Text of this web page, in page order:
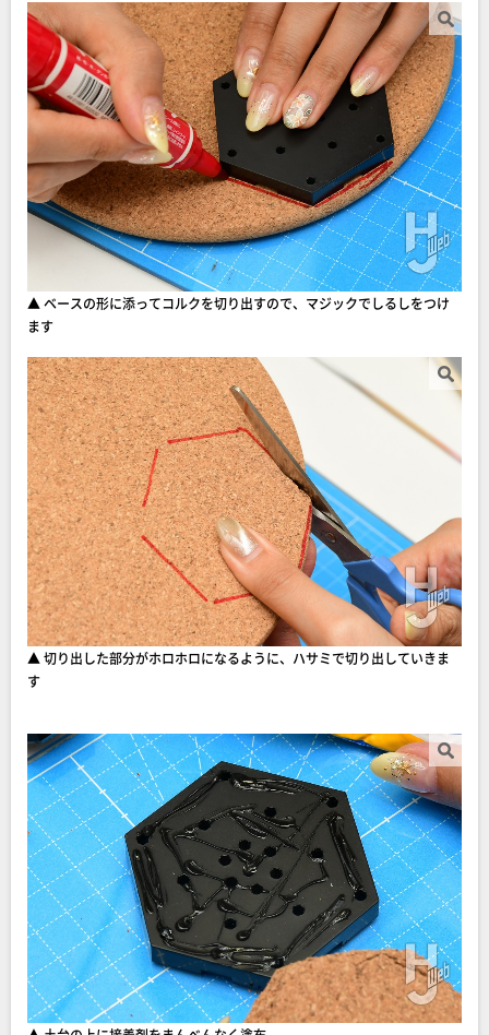
▲ ベースの形に添ってコルクを切り出すので、マジックでしるしをつけ
ます
▲ 切り出した部分がホロホロになるように、ハサミで切り出していきま
す